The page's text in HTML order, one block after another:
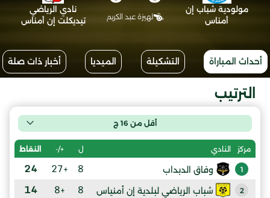
مولودية شباب إن
أمناس
لهيزة عبد الكريم
نادي الرياضي
تيديكلت إن أمناس
أحداث المباراة التشكيلة الميديا أخبار ذات صلة
الترتيب
أقل من 16 ج
مركز النادي ل +/- النقاط
1 وفاق الدبداب 8
+27
24
2 شباب الرياضي لبلدية إن أمنياس 8
+8
14